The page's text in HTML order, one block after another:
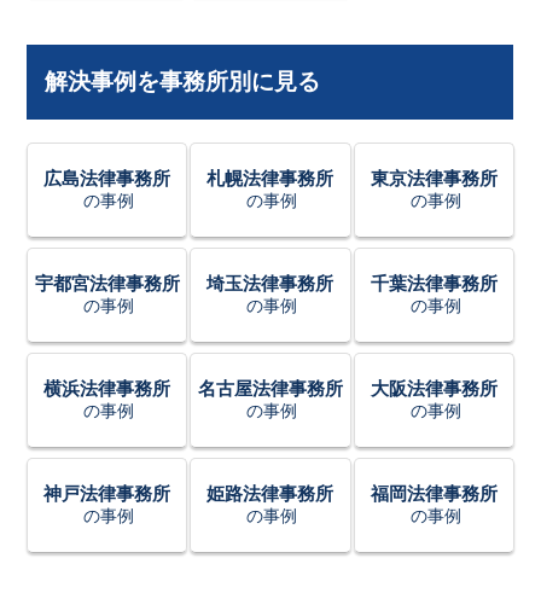
解決事例を事務所別に見る
広島法律事務所
の事例
札幌法律事務所
の事例
東京法律事務所
の事例
宇都宮法律事務所
の事例
埼玉法律事務所
の事例
千葉法律事務所
の事例
横浜法律事務所
の事例
名古屋法律事務所
の事例
大阪法律事務所
の事例
神戸法律事務所
の事例
姫路法律事務所
の事例
福岡法律事務所
の事例